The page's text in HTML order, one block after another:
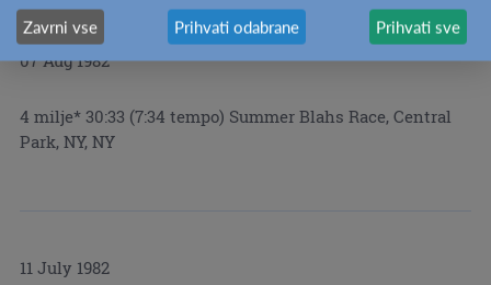
07 Aug 1982
4 milje* 30:33 (7:34 tempo) Summer Blahs Race, Central
Park, NY, NY
11 July 1982
Zavrni vse Prihvati odabrane Prihvati sve